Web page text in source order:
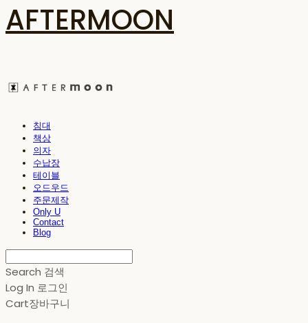
AFTERMOON
침대
책상
의자
수납장
테이블
오드우드
주문제작
Only U
Contact
Blog
Search 검색
Log In 로그인
Cart장바구니